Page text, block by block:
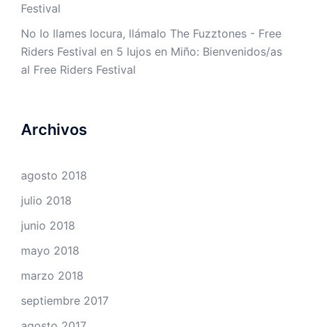
Festival
No lo llames locura, llámalo The Fuzztones - Free
Riders Festival en 5 lujos en Miño: Bienvenidos/as
al Free Riders Festival
Archivos
agosto 2018
julio 2018
junio 2018
mayo 2018
marzo 2018
septiembre 2017